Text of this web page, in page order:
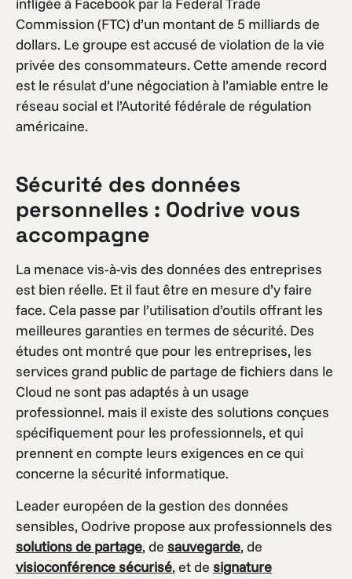
infligée à Facebook par la Federal Trade
Commission (FTC) d’un montant de 5 milliards de
dollars. Le groupe est accusé de violation de la vie
privée des consommateurs. Cette amende record
est le résulat d’une négociation à l’amiable entre le
réseau social et l’Autorité fédérale de régulation
américaine.
Sécurité des données
personnelles : Oodrive vous
accompagne
La menace vis-à-vis des données des entreprises
est bien réelle. Et il faut être en mesure d’y faire
face. Cela passe par l’utilisation d’outils offrant les
meilleures garanties en termes de sécurité. Des
études ont montré que pour les entreprises, les
services grand public de partage de fichiers dans le
Cloud ne sont pas adaptés à un usage
professionnel. mais il existe des solutions conçues
spécifiquement pour les professionnels, et qui
prennent en compte leurs exigences en ce qui
concerne la sécurité informatique.
Leader européen de la gestion des données
sensibles, Oodrive propose aux professionnels des
solutions de partage, de sauvegarde, de
visioconférence sécurisé, et de signature